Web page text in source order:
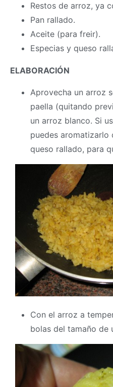
Restos de arroz, ya
Pan rallado.
Aceite (para freir).
Especias y queso
ELABORACIÓN
Aprovecha un arroz
paella (quitando
un arroz blanco. Si
puedes aromatizarlo
queso rallado, para
Con el arroz a
bolas del tamaño de